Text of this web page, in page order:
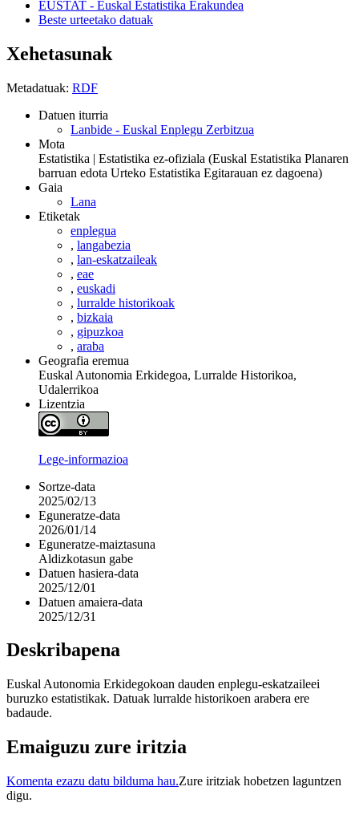
EUSTAT - Euskal Estatistika Erakundea
Beste urteetako datuak
Xehetasunak
Metadatuak: RDF
Datuen iturria
Lanbide - Euskal Enplegu Zerbitzua
Mota
Estatistika | Estatistika ez-ofiziala (Euskal Estatistika Planaren
barruan edota Urteko Estatistika Egitarauan ez dagoena)
Gaia
Lana
Etiketak
enplegua
, langabezia
, lan-eskatzaileak
, eae
, euskadi
, lurralde historikoak
, bizkaia
, gipuzkoa
, araba
Geografia eremua
Euskal Autonomia Erkidegoa, Lurralde Historikoa,
Udalerrikoa
Lizentzia
Lege-informazioa
Sortze-data
2025/02/13
Eguneratze-data
2026/01/14
Eguneratze-maiztasuna
Aldizkotasun gabe
Datuen hasiera-data
2025/12/01
Datuen amaiera-data
2025/12/31
Deskribapena
Euskal Autonomia Erkidegokoan dauden enplegu-eskatzaileei
buruzko estatistikak. Datuak lurralde historikoen arabera ere
badaude.
Emaiguzu zure iritzia
Komenta ezazu datu bilduma hau.Zure iritziak hobetzen laguntzen
digu.